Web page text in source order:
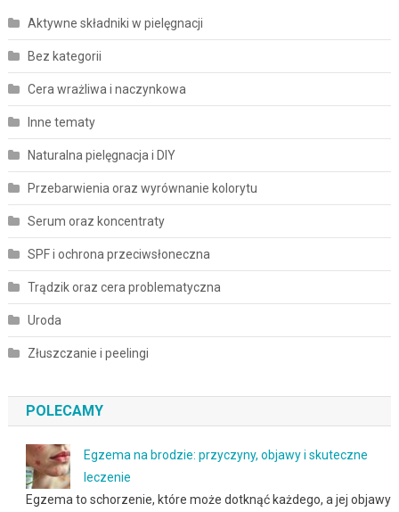
Aktywne składniki w pielęgnacji
Bez kategorii
Cera wrażliwa i naczynkowa
Inne tematy
Naturalna pielęgnacja i DIY
Przebarwienia oraz wyrównanie kolorytu
Serum oraz koncentraty
SPF i ochrona przeciwsłoneczna
Trądzik oraz cera problematyczna
Uroda
Złuszczanie i peelingi
POLECAMY
Egzema na brodzie: przyczyny, objawy i skuteczne
leczenie
Egzema to schorzenie, które może dotknąć każdego, a jej objawy